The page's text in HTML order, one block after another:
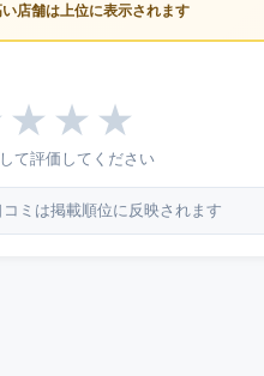
店舗は上位に表示されます
★ ★ ★
て評価してください
ミは掲載順位に反映されます